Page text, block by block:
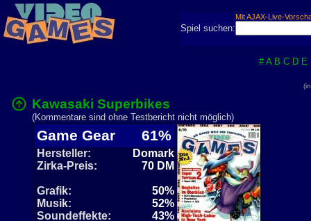
Mit AJAX-Live-
Spiel suchen:
# A B C D E
Kawasaki Superbikes
(Kommentare sind ohne Testbericht nicht möglich)
Game Gear 61%
Hersteller:
Domark
Zirka-Preis:
70 DM
Grafik:
50%
Musik:
52%
Soundeffekte:
43%